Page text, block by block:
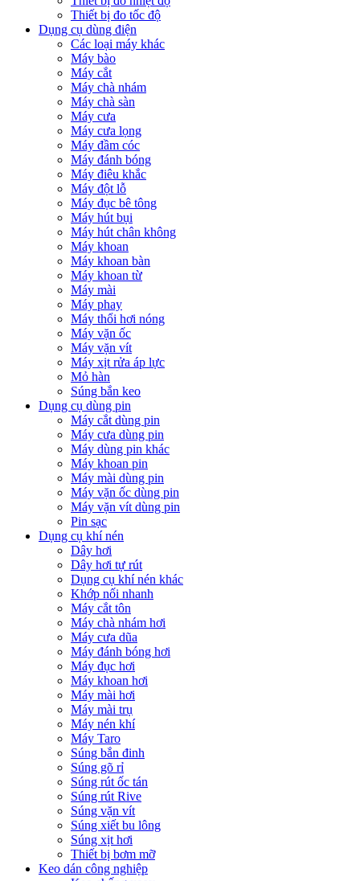
Thiết bị đo tốc độ
Dụng cụ dùng điện
Các loại máy khác
Máy bào
Máy cắt
Máy chà nhám
Máy chà sàn
Máy cưa
Máy cưa lọng
Máy đầm cóc
Máy đánh bóng
Máy điêu khắc
Máy đột lỗ
Máy đục bê tông
Máy hút bụi
Máy hút chân không
Máy khoan
Máy khoan bàn
Máy khoan từ
Máy mài
Máy phay
Máy thổi hơi nóng
Máy vặn ốc
Máy vặn vít
Máy xịt rửa áp lực
Mỏ hàn
Súng bắn keo
Dụng cụ dùng pin
Máy cắt dùng pin
Máy cưa dùng pin
Máy dùng pin khác
Máy khoan pin
Máy mài dùng pin
Máy vặn ốc dùng pin
Máy vặn vít dùng pin
Pin sạc
Dụng cụ khí nén
Dây hơi
Dây hơi tự rút
Dụng cụ khí nén khác
Khớp nối nhanh
Máy cắt tôn
Máy chà nhám hơi
Máy cưa dũa
Máy đánh bóng hơi
Máy đục hơi
Máy khoan hơi
Máy mài hơi
Máy mài trụ
Máy nén khí
Máy Taro
Súng bắn đinh
Súng gõ rỉ
Súng rút ốc tán
Súng rút Rive
Súng vặn vít
Súng xiết bu lông
Súng xịt hơi
Thiết bị bơm mỡ
Keo dán công nghiệp